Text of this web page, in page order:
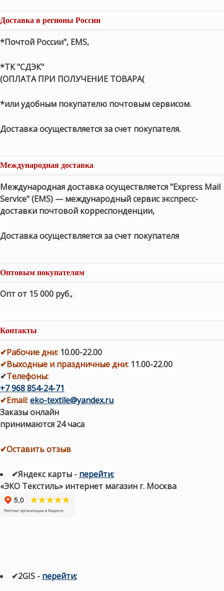
Доставка в регионы России
*Почтой России", EMS,
*ТК "СДЭК"
(ОПЛАТА ПРИ ПОЛУЧЕНИЕ ТОВАРА(
*или удобным покупателю почтовым сервисом.
Доставка осуществляется за счет покупателя.
Международная доставка
Международная доставка осуществляется "Express Mail
Service" (EMS) — международный сервис экспресс-
доставки почтовой корреспонденции,
Доставка осуществляется за счет покупателя
Оптовым покупателям
Опт от 15 000 руб.,
Контакты
✔Рабочие дни: 10.00-22.00
✔Выходные и праздничные дни: 11.00-22.00
✔Телефоны:
+7 968 854-24-71
✔Email:eko-textile@yandex.ru
Заказы онлайн
принимаются 24 часа
✔Оставить отзыв
✔Яндекс карты - перейти;
«ЭКО Текстиль» интернет магазин г. Москва
✔2GIS - перейти;